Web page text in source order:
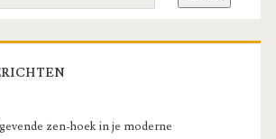
zen-hoek in je moderne